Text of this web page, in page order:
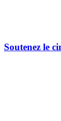
Soutenez le